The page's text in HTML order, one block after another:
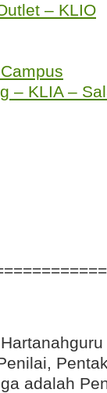
– KLIO
– KLIA –
adalah